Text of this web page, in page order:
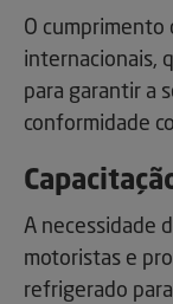
O cumprimento
internacionais,
para garantir a
conformidade
A necessidade
motoristas e
refrigerado